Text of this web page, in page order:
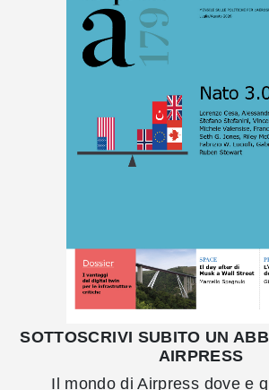
SOTTOSCRIVI SUBITO UN
AIRPRESS
Il mondo di Airpress dove e